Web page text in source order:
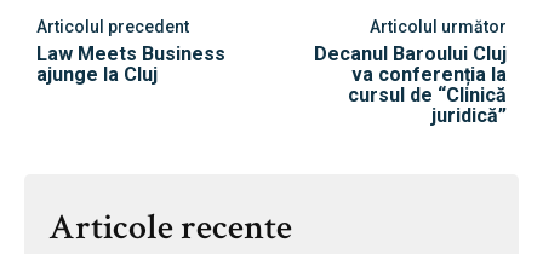
Articolul precedent
Law Meets Business
ajunge la Cluj
Articolul următor
Decanul Baroului Cluj
va conferenția la
cursul de “Clinică
juridică”
Articole recente